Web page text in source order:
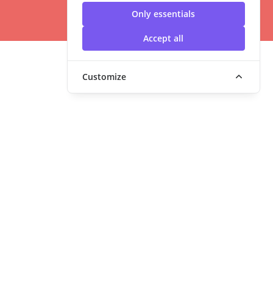
Only essentials
Accept all
Customize
สุวรรณภูมิ